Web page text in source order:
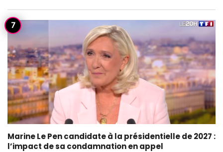
Marine Le Pen candidate à la présidentielle de 2027 :
l’impact de sa condamnation en appel